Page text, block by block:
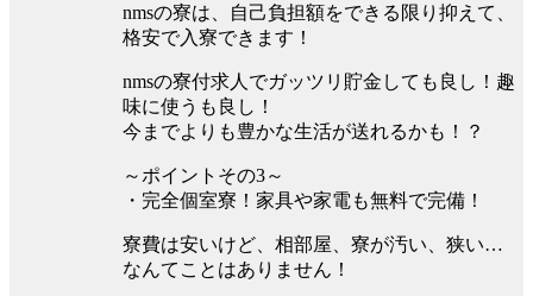
nmsの寮は、自己負担額をできる限り抑えて、
格安で入寮できます！
nmsの寮付求人でガッツリ貯金しても良し！趣
味に使うも良し！
今までよりも豊かな生活が送れるかも！？
～ポイントその3～
・完全個室寮！家具や家電も無料で完備！
寮費は安いけど、相部屋、寮が汚い、狭い…
なんてことはありません！